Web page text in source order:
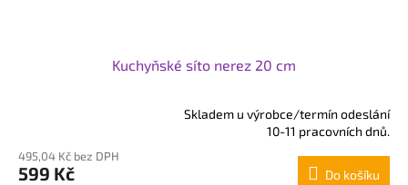
Kuchyňské síto nerez 20 cm
produktu
je
Skladem u výrobce/termín odeslání
10-11 pracovních dnů.
495,04 Kč bez DPH
599 Kč Do košíku